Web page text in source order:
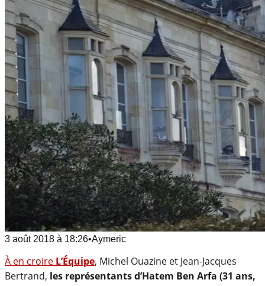
3 août 2018 à 18:26•Aymeric
À en croire L’Équipe, Michel Ouazine et Jean-Jacques
Bertrand, les représentants d’Hatem Ben Arfa (31 ans,